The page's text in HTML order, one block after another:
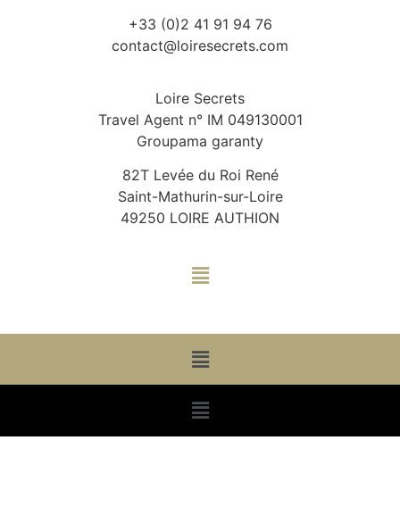
+33 (0)2 41 91 94 76
contact@loiresecrets.com
Loire Secrets
Travel Agent n° IM 049130001
Groupama garanty
82T Levée du Roi René
Saint-Mathurin-sur-Loire
49250 LOIRE AUTHION